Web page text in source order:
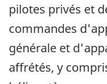
pilotes privés et
commandes
générale et
affrétés, y